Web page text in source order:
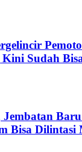
Sudah
Bisa Dilintasi